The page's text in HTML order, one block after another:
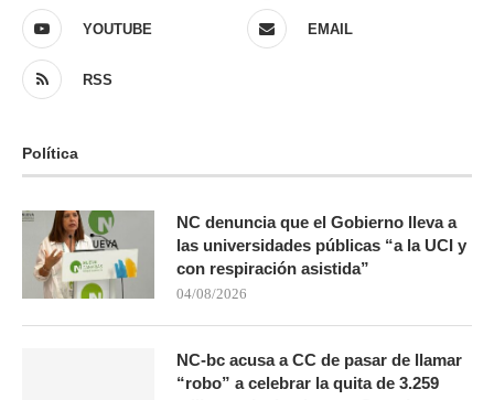
YOUTUBE EMAIL
RSS
Política
NC denuncia que el Gobierno lleva a
las universidades públicas “a la UCI y
con respiración asistida”
04/08/2026
NC-bc acusa a CC de pasar de llamar
“robo” a celebrar la quita de 3.259